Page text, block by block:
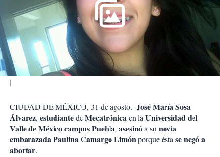
p
a
CIUDAD DE MÉXICO, 31 de agosto.-José María Sosa
Álvarez, estudiantedeMecatrónicaen la Universidad del
Valle de Méxicocampus Puebla, asesinóa su novia
embarazada Paulina Camargo Limónporque ésta se negó a
abortar.